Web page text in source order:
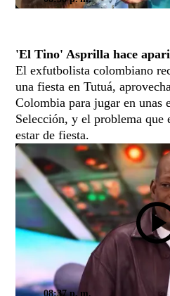
'El Tino' Asprilla hace
El exfutbolista colombiano
una fiesta en Tutuá,
Colombia para jugar en unas
Selección, y el problema que
estar de fiesta.
08:37 p. m.